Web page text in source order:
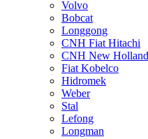
Volvo
Bobcat
Longgong
CNH Fiat Hitachi
CNH New Holland
Fiat Kobelco
Hidromek
Weber
Stal
Lefong
Longman